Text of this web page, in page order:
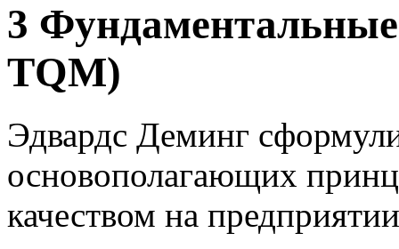
3
TQM)
Эдвардс Деминг
основополагающих
качеством на